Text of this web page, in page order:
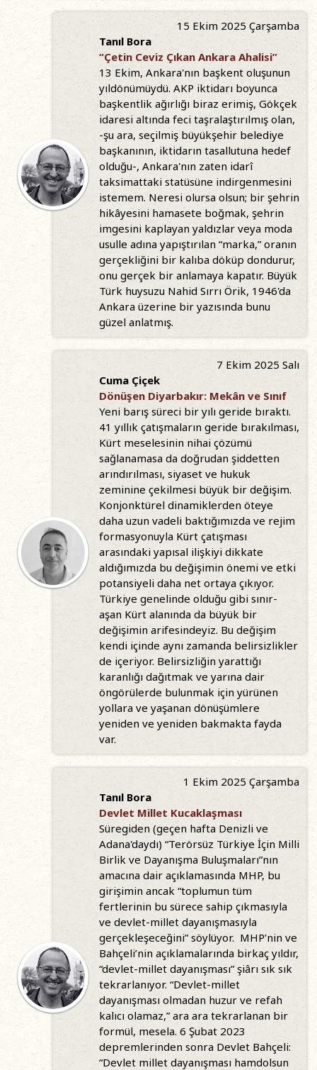
15 Ekim 2025 Çarşamba
Tanıl Bora
“Çetin Ceviz Çıkan Ankara Ahalisi”
13 Ekim, Ankara'nın başkent oluşunun
yıldönümüydü. AKP iktidarı boyunca
başkentlik ağırlığı biraz erimiş, Gökçek
idaresi altında feci taşralaştırılmış olan,
-şu ara, seçilmiş büyükşehir belediye
başkanının, iktidarın tasallutuna hedef
olduğu-, Ankara'nın zaten idarî
taksimattaki statüsüne indirgenmesini
istemem. Neresi olursa olsun; bir şehrin
hikâyesini hamasete boğmak, şehrin
imgesini kaplayan yaldızlar veya moda
usulle adına yapıştırılan “marka,” oranın
gerçekliğini bir kalıba döküp dondurur,
onu gerçek bir anlamaya kapatır. Büyük
Türk huysuzu Nahid Sırrı Örik, 1946'da
Ankara üzerine bir yazısında bunu
güzel anlatmış.
7 Ekim 2025 Salı
Cuma Çiçek
Dönüşen Diyarbakır: Mekân ve Sınıf
Yeni barış süreci bir yılı geride bıraktı.
41 yıllık çatışmaların geride bırakılması,
Kürt meselesinin nihai çözümü
sağlanamasa da doğrudan şiddetten
arındırılması, siyaset ve hukuk
zeminine çekilmesi büyük bir değişim.
Konjonktürel dinamiklerden öteye
daha uzun vadeli baktığımızda ve rejim
formasyonuyla Kürt çatışması
arasındaki yapısal ilişkiyi dikkate
aldığımızda bu değişimin önemi ve etki
potansiyeli daha net ortaya çıkıyor.
Türkiye genelinde olduğu gibi sınır-
aşan Kürt alanında da büyük bir
değişimin arifesindeyiz. Bu değişim
kendi içinde aynı zamanda belirsizlikler
de içeriyor. Belirsizliğin yarattığı
karanlığı dağıtmak ve yarına dair
öngörülerde bulunmak için yürünen
yollara ve yaşanan dönüşümlere
yeniden ve yeniden bakmakta fayda
var.
1 Ekim 2025 Çarşamba
Tanıl Bora
Devlet Millet Kucaklaşması
Süregiden (geçen hafta Denizli ve
Adana'daydı) “Terörsüz Türkiye İçin Milli
Birlik ve Dayanışma Buluşmaları”nın
amacına dair açıklamasında MHP, bu
girişimin ancak “toplumun tüm
fertlerinin bu sürece sahip çıkmasıyla
ve devlet-millet dayanışmasıyla
gerçekleşeceğini” söylüyor. MHP’nin ve
Bahçeli’nin açıklamalarında birkaç yıldır,
“devlet-millet dayanışması” şiârı sık sık
tekrarlanıyor. “Devlet-millet
dayanışması olmadan huzur ve refah
kalıcı olamaz,” ara ara tekrarlanan bir
formül, mesela. 6 Şubat 2023
depremlerinden sonra Devlet Bahçeli:
“Devlet millet dayanışması hamdolsun